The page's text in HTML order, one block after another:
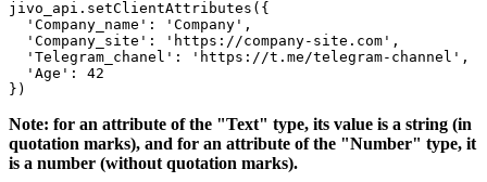
jivo_api.setClientAttributes({
  'Company_name': 'Company',
  'Company_site': 'https://company-site.com',
  'Telegram_chanel': 'https://t.me/telegram-channel',
  'Age': 42
Note: for an attribute of the "Text" type, its value is a string (in
quotation marks), and for an attribute of the "Number" type, it
is a number (without quotation marks).